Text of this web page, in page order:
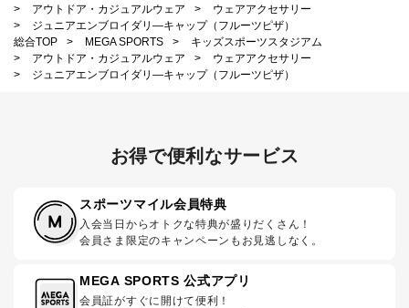
>
アウトドア・カジュアルウェア >
ウェアアクセサリー
>
ジュニアエンブロイダリ―キャップ（フルーツピザ）
総合TOP
> MEGA SPORTS >
キッズスポーツスタジアム
>
アウトドア・カジュアルウェア >
ウェアアクセサリー
>
ジュニアエンブロイダリ―キャップ（フルーツピザ）
お得で便利なサービス
スポーツマイル会員特典
入会当日からオトクな特典が盛りだくさん！
会員さま限定のキャンペーンもお見逃しなく。
MEGA SPORTS 公式アプリ
会員証がすぐに開けて便利！